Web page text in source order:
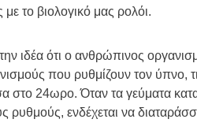
το βιολογικό μας ρολόι.
ιδέα ότι ο ανθρώπινος
που ρυθμίζουν τον ύπνο,
στο 24ωρο. Όταν τα γεύματα
ενδέχεται να